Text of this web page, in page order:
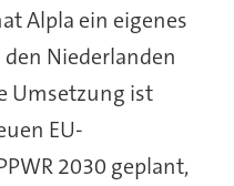
Alpla ein eigenes
Niederlanden
Umsetzung ist
EU-
2030 geplant,